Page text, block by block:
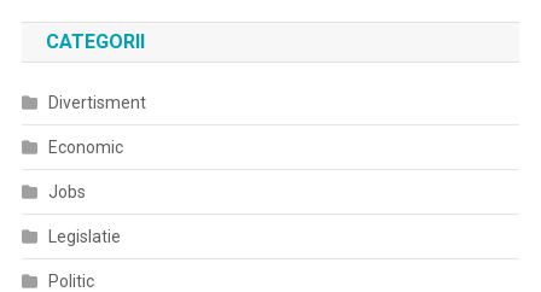
CATEGORII
Divertisment
Economic
Jobs
Legislatie
Politic